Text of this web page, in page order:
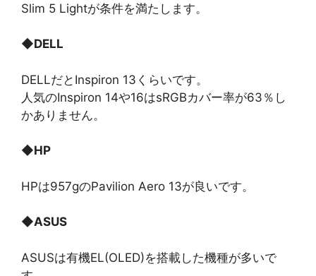
Slim 5 Lightが条件を満たします。
◆DELL
DELLだとInspiron 13くらいです。
人気のInspiron 14や16はsRGBカバー率が63％し
かありません。
◆HP
HPは957gのPavilion Aero 13が良いです。
◆ASUS
ASUSは有機EL(OLED)を搭載した機種が多いで